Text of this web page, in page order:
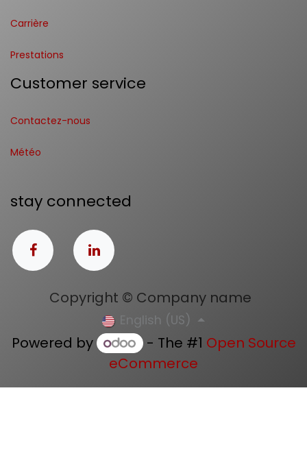
Carrière
Prestations
Customer service
Contactez-nous
Météo
stay connected
Copyright © Company name
English (US)
Powered by - The #1 Open Source
eCommerce